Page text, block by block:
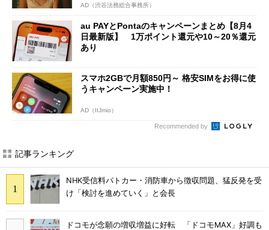
AD（渋谷法務総合事務所）
au PAYとPontaのキャンペーンまとめ【8月4
日最新版】 1万ポイント還元や10～20％還元
あり
スマホ2GBで月額850円～ 格安SIMをお得に使
うキャンペーン実施中！
AD（IIJmio）
Recommended by
記事ランキング
NHK受信料パトカー・消防車から徴収問題、猛反発を受
け「検討を進めていく」と会長
ドコモが念願の増収増益に好転 「ドコモMAX」好調も